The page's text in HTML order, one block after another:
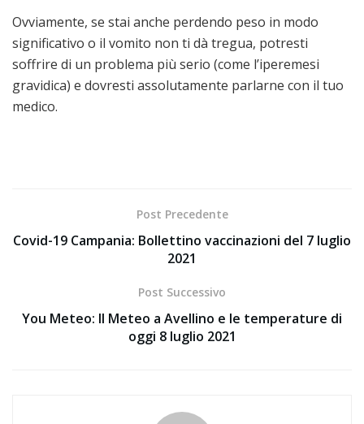
Ovviamente, se stai anche perdendo peso in modo
significativo o il vomito non ti dà tregua, potresti
soffrire di un problema più serio (come l’iperemesi
gravidica) e dovresti assolutamente parlarne con il tuo
medico.
Post Precedente
Covid-19 Campania: Bollettino vaccinazioni del 7 luglio
2021
Post Successivo
You Meteo: Il Meteo a Avellino e le temperature di
oggi 8 luglio 2021